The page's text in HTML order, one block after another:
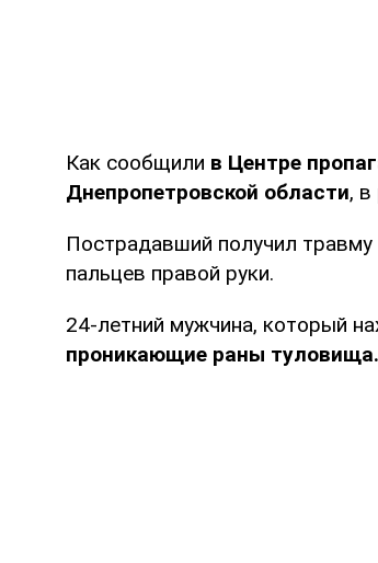
Как сообщили в Центре
Днепропетровской области, в
Пострадавший получил травму
пальцев правой руки.
24-летний мужчина, который
проникающие раны туловища.